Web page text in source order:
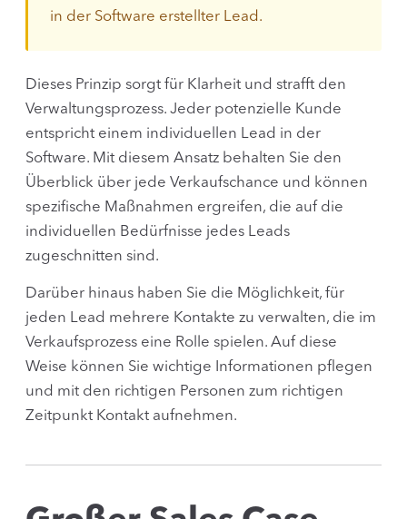
in der Software erstellter Lead.
Dieses Prinzip sorgt für Klarheit und strafft den
Verwaltungsprozess. Jeder potenzielle Kunde
entspricht einem individuellen Lead in der
Software. Mit diesem Ansatz behalten Sie den
Überblick über jede Verkaufschance und können
spezifische Maßnahmen ergreifen, die auf die
individuellen Bedürfnisse jedes Leads
zugeschnitten sind.
Darüber hinaus haben Sie die Möglichkeit, für
jeden Lead mehrere Kontakte zu verwalten, die im
Verkaufsprozess eine Rolle spielen. Auf diese
Weise können Sie wichtige Informationen pflegen
und mit den richtigen Personen zum richtigen
Zeitpunkt Kontakt aufnehmen.